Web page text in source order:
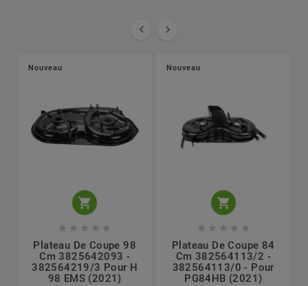
 
Nouveau

    
Plateau De Coupe 98
Cm 3825642093 -
382564219/3 Pour H
98 EMS (2021)
Nouveau

    
Plateau De Coupe 84
Cm 382564113/2 -
382564113/0 - Pour
PG84HB (2021)